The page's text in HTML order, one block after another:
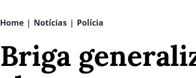
Home | Notícias | Polícia
Briga